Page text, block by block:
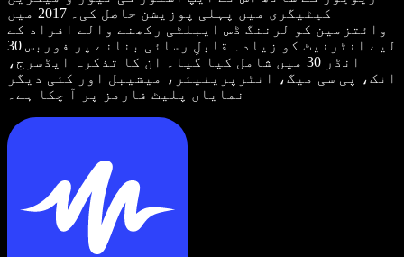
کیٹیگری میں پہلی پوزیشن حاصل کی۔ 2017 میں
وائتزمین کو لرننگ ڈس ایبلٹی رکھنے والے افراد کے
لیے انٹرنیٹ کو زیادہ قابلِ رسائی بنانے پر فوربس 30
انڈر 30 میں شامل کیا گیا۔ ان کا تذکرہ ایڈسرج،
انک، پی سی میگ، انٹرپرینیئر، میشیبل اور کئی دیگر
نمایاں پلیٹ فارمز پر آ چکا ہے۔